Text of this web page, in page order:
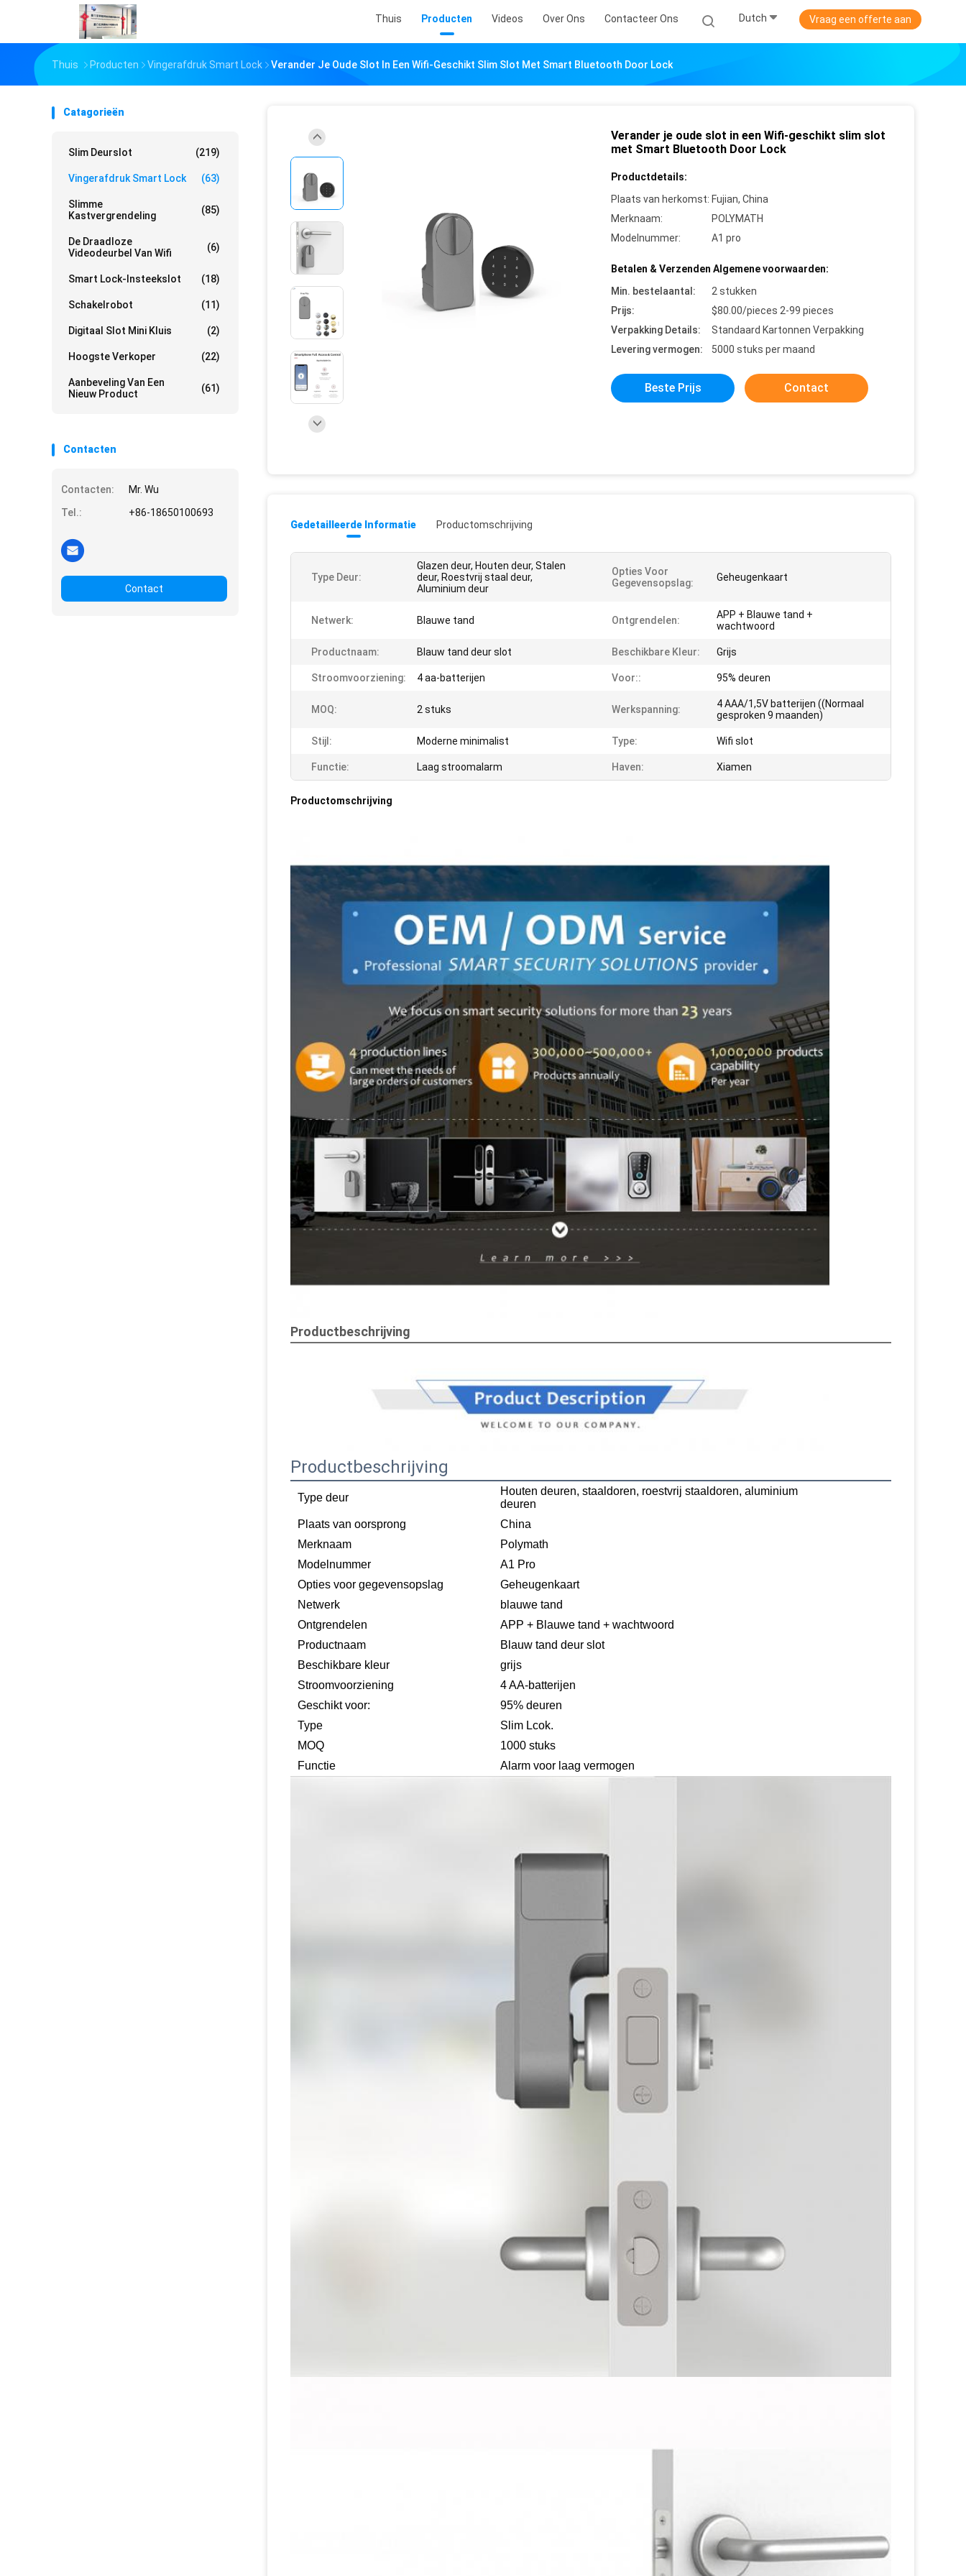
Thuis Producten Videos Over Ons Contacteer Ons Dutch Vraag een offerte aan
Thuis Producten Vingerafdruk Smart Lock Verander Je Oude Slot In Een Wifi-Geschikt Slim Slot Met Smart Bluetooth Door Lock
Catagorieën
Slim Deurslot (219)
Vingerafdruk Smart Lock (63)
Slimme
Kastvergrendeling
(85)
De Draadloze
Videodeurbel Van Wifi
(6)
Smart Lock-Insteekslot (18)
Schakelrobot (11)
Digitaal Slot Mini Kluis (2)
Hoogste Verkoper (22)
Aanbeveling Van Een
Nieuw Product
(61)
Contacten
Contacten:
Mr. Wu
Tel.:
+86-18650100693
Contact
Verander je oude slot in een Wifi-geschikt slim slot
met Smart Bluetooth Door Lock
Productdetails:
Plaats van herkomst: Fujian, China
Merknaam:
POLYMATH
Modelnummer:
A1 pro
Betalen & Verzenden Algemene voorwaarden:
Min. bestelaantal:
2 stukken
Prijs:
$80.00/pieces 2-99 pieces
Verpakking Details:
Standaard Kartonnen Verpakking
Levering vermogen:
5000 stuks per maand
Beste Prijs Contact
Gedetailleerde Informatie Productomschrijving
Type Deur:
Glazen deur, Houten deur, Stalen
deur, Roestvrij staal deur,
Aluminium deur
Opties Voor
Gegevensopslag:
Geheugenkaart
Netwerk: Blauwe tand Ontgrendelen:
APP + Blauwe tand +
wachtwoord
Productnaam: Blauw tand deur slot Beschikbare Kleur: Grijs
Stroomvoorziening: 4 aa-batterijen Voor:: 95% deuren
MOQ: 2 stuks Werkspanning:
4 AAA/1,5V batterijen ((Normaal
gesproken 9 maanden)
Stijl: Moderne minimalist Type: Wifi slot
Functie: Laag stroomalarm Haven: Xiamen
Productomschrijving
Productbeschrijving
Productbeschrijving
Type deur
Houten deuren, staaldoren, roestvrij staaldoren, aluminium
deuren
Plaats van oorsprong
China
Merknaam
Polymath
Modelnummer
A1 Pro
Opties voor gegevensopslag
Geheugenkaart
Netwerk
blauwe tand
Ontgrendelen
APP + Blauwe tand + wachtwoord
Productnaam
Blauw tand deur slot
Beschikbare kleur
grijs
Stroomvoorziening
4 AA-batterijen
Geschikt voor:
95% deuren
Type
Slim Lcok.
MOQ
1000 stuks
Functie
Alarm voor laag vermogen